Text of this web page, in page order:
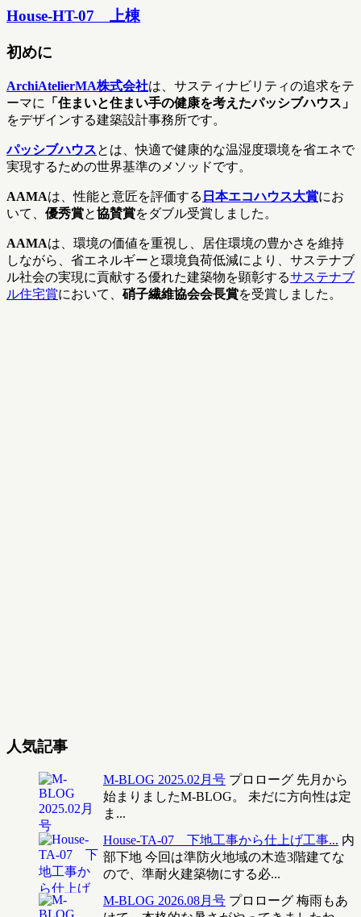
House-HT-07 上棟
初めに
ArchiAtelierMA株式会社は、サスティナビリティの追求をテ
ーマに
「住まいと住まい手の健康を考えたパッシブハウス」
をデザインする建築設計事務所です。
パッシブハウスとは、快適で健康的な温湿度環境を省エネで
実現するための世界基準のメソッドです。
AAMAは、性能と意匠を評価する 日本エコハウス大賞にお
いて、 優秀賞と協賛賞をダブル受賞しました。
AAMAは、環境の価値を重視し、居住環境の豊かさを維持
しながら、省エネルギーと環境負荷低減により、サステナブ
ル社会の実現に貢献する優れた建築物を顕彰するサステナブ
ル住宅賞において、 硝子繊維協会会長賞を受賞しました。
人気記事
M-BLOG 2025.02月号 プロローグ 先月から
始まりましたM-BLOG。 未だに方向性は定
ま...
House-TA-07 下地工事から仕上げ工事... 内
部下地 今回は準防火地域の木造3階建てな
ので、準耐火建築物にする必...
M-BLOG 2026.08月号 プロローグ 梅雨もあ